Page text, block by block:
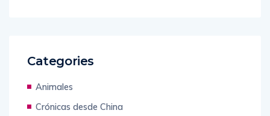
Categories
Animales
Crónicas desde China